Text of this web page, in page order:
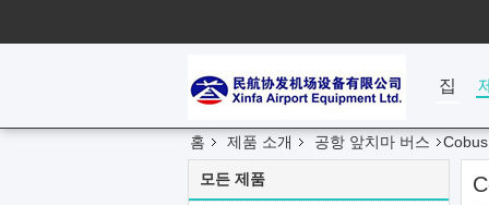
집
홈 제품 소개 공항 앞치마 버스
모든 제품